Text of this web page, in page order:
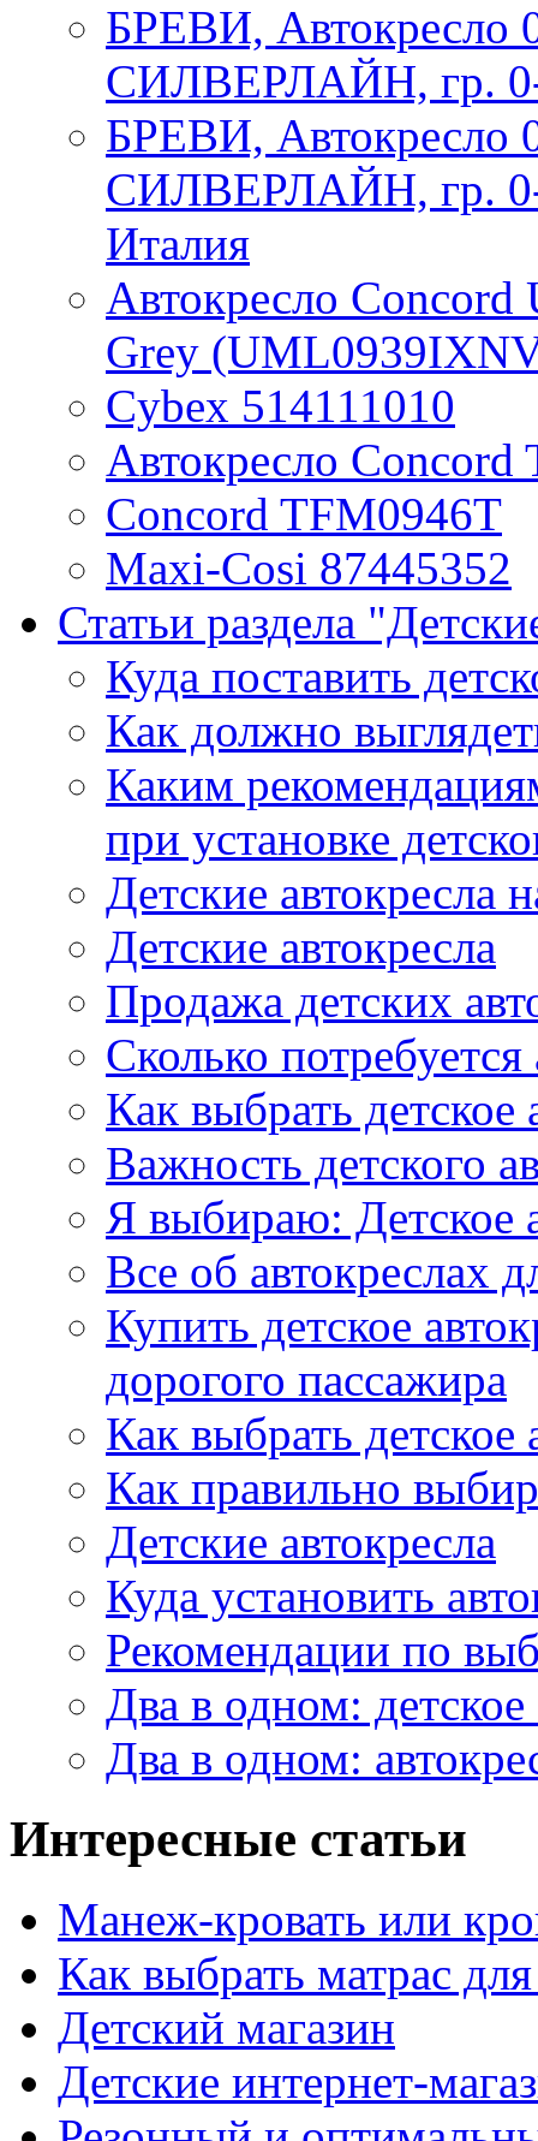
БРЕВИ,
СИЛВЕРЛАЙН, гр. 0-
БРЕВИ,
СИЛВЕРЛАЙН, гр. 0-
Италия
Автокресло
Grey
Cybex 514111010
Автокресло
Concord TFM0946T
Maxi-Cosi 87445352
Статьи раздела
Куда поставить
Как должно
Каким
при установке
Детские автокресла
Детские автокресла
Продажа детских
Сколько
Как выбрать детское
Важность детского
Я выбираю: Детское
Все об автокреслах
Купить детское
дорогого пассажира
Как выбрать детское
Как правильно
Детские автокресла
Куда установить
Рекомендации по
Два в одном: детское
Два в одном:
Интересные статьи
Манеж-кровать или
Как выбрать матрас
Детский магазин
Детские интернет-